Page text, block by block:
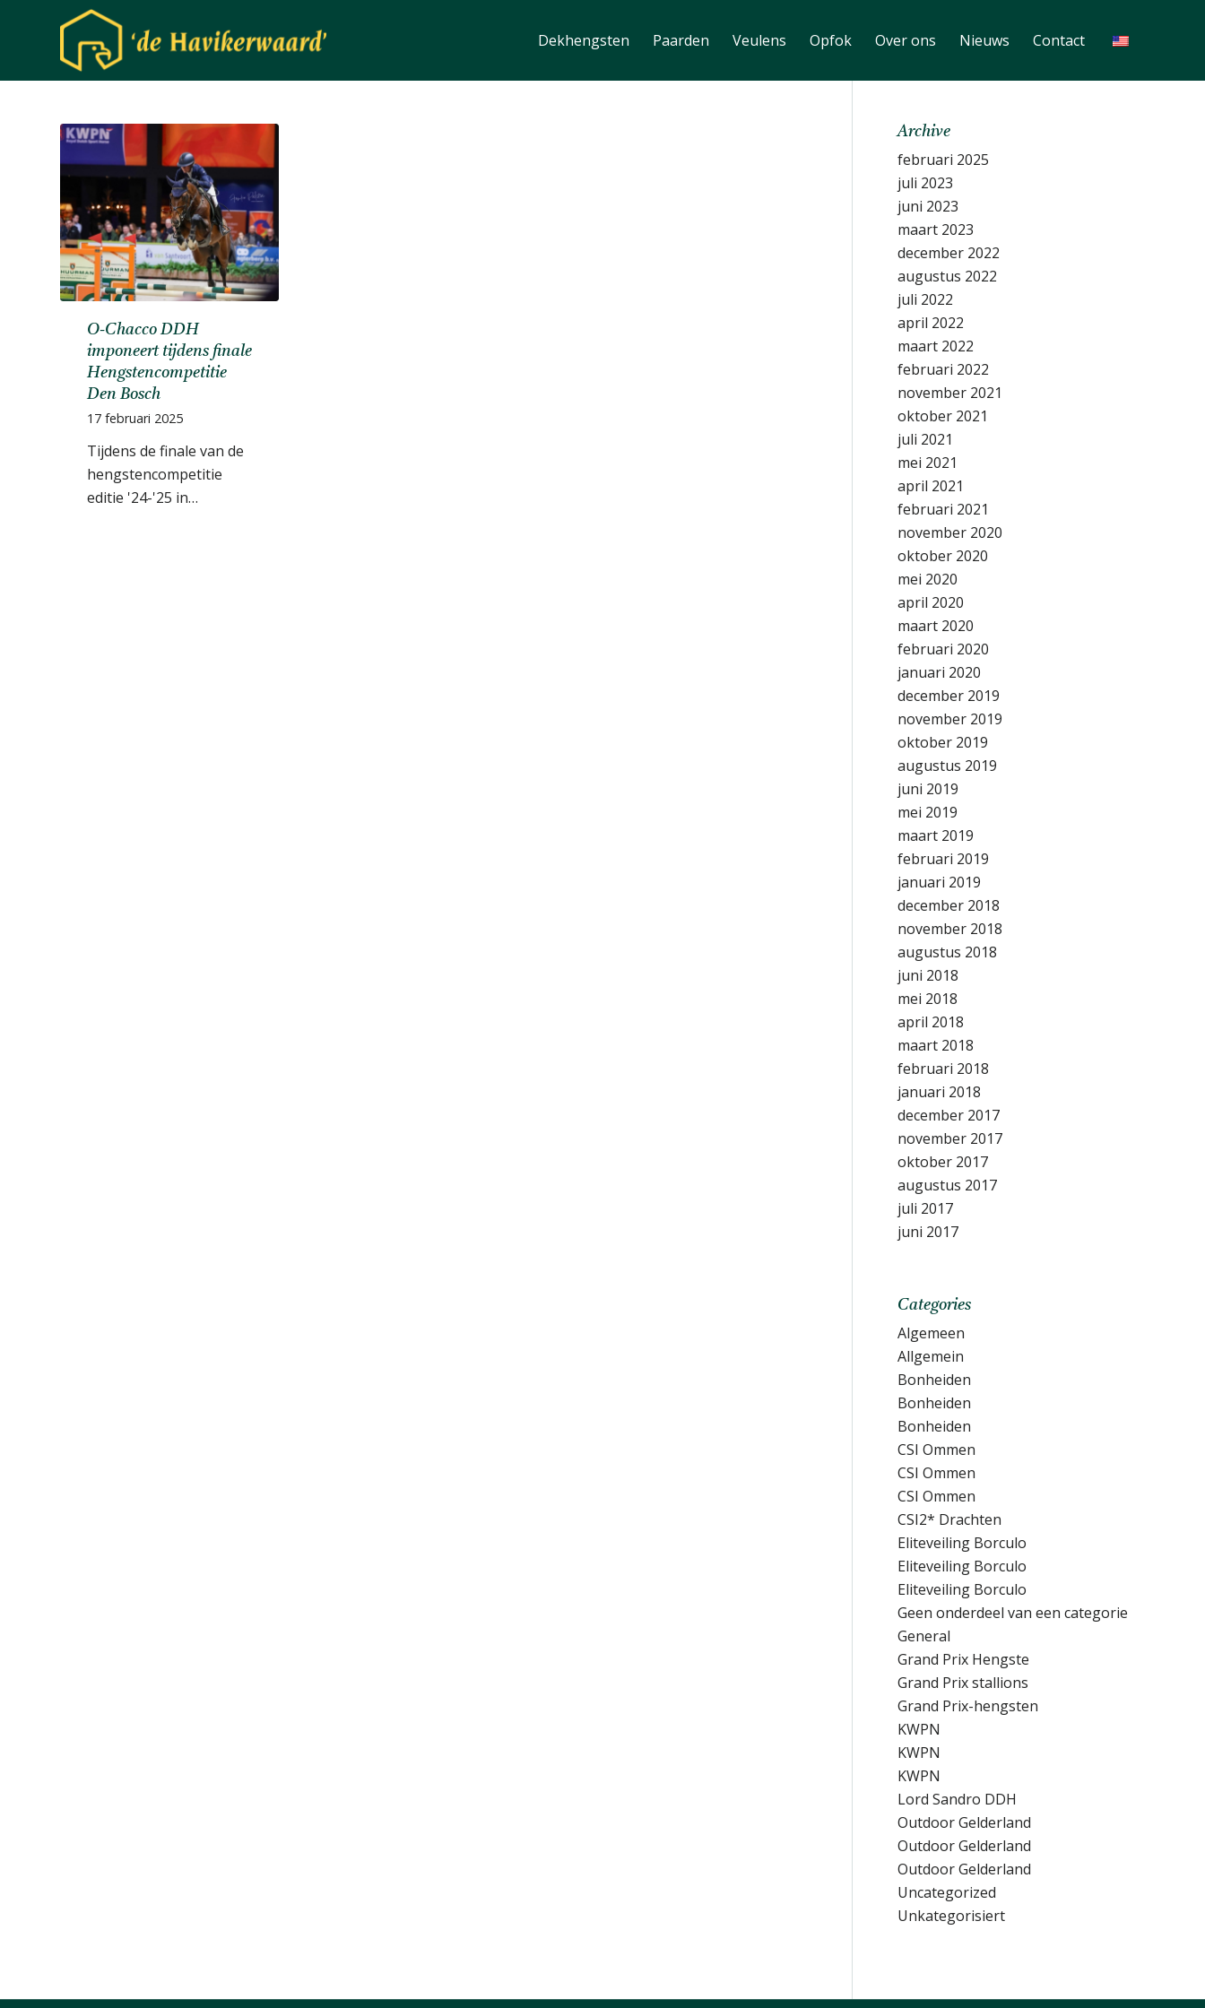
Dekhengsten Paarden Veulens Opfok Over ons Nieuws Contact
O-Chacco DDH
imponeert tijdens finale
Hengstencompetitie
Den Bosch
17 februari 2025
Tijdens de finale van de
hengstencompetitie
editie '24-'25 in…
Archive
februari 2025
juli 2023
juni 2023
maart 2023
december 2022
augustus 2022
juli 2022
april 2022
maart 2022
februari 2022
november 2021
oktober 2021
juli 2021
mei 2021
april 2021
februari 2021
november 2020
oktober 2020
mei 2020
april 2020
maart 2020
februari 2020
januari 2020
december 2019
november 2019
oktober 2019
augustus 2019
juni 2019
mei 2019
maart 2019
februari 2019
januari 2019
december 2018
november 2018
augustus 2018
juni 2018
mei 2018
april 2018
maart 2018
februari 2018
januari 2018
december 2017
november 2017
oktober 2017
augustus 2017
juli 2017
juni 2017
Categories
Algemeen
Allgemein
Bonheiden
Bonheiden
Bonheiden
CSI Ommen
CSI Ommen
CSI Ommen
CSI2* Drachten
Eliteveiling Borculo
Eliteveiling Borculo
Eliteveiling Borculo
Geen onderdeel van een categorie
General
Grand Prix Hengste
Grand Prix stallions
Grand Prix-hengsten
KWPN
KWPN
KWPN
Lord Sandro DDH
Outdoor Gelderland
Outdoor Gelderland
Outdoor Gelderland
Uncategorized
Unkategorisiert